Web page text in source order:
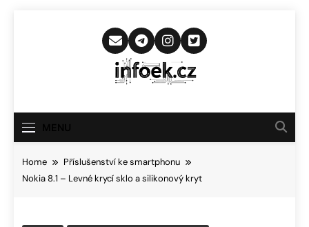
Infoek.cz
Novinkám
Home
Příslušenství ke smartphonu
Nokia 8.1 – Levné krycí sklo a silikonový kryt